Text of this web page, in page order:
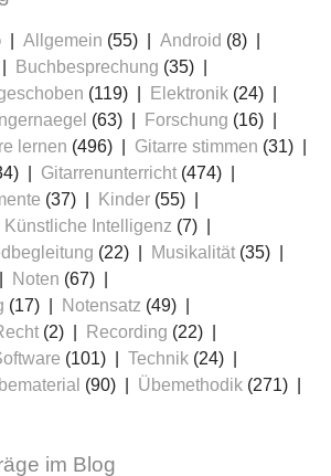
Allgemein (55) Android (8)
Buchbesprechung (35)
(119) Elektronik (24)
(63) Forschung (16)
lernen (496) Gitarre stimmen (31)
Gitarrenunterricht(474)
(37) Kinder (55)
Künstliche Intelligenz (7)
(22) Musikalität(35)
Noten (67)
(17) Notensatz (49)
(2) Recording (22)
(101) Technik (24)
(90) Übemethodik (271)
im Blog